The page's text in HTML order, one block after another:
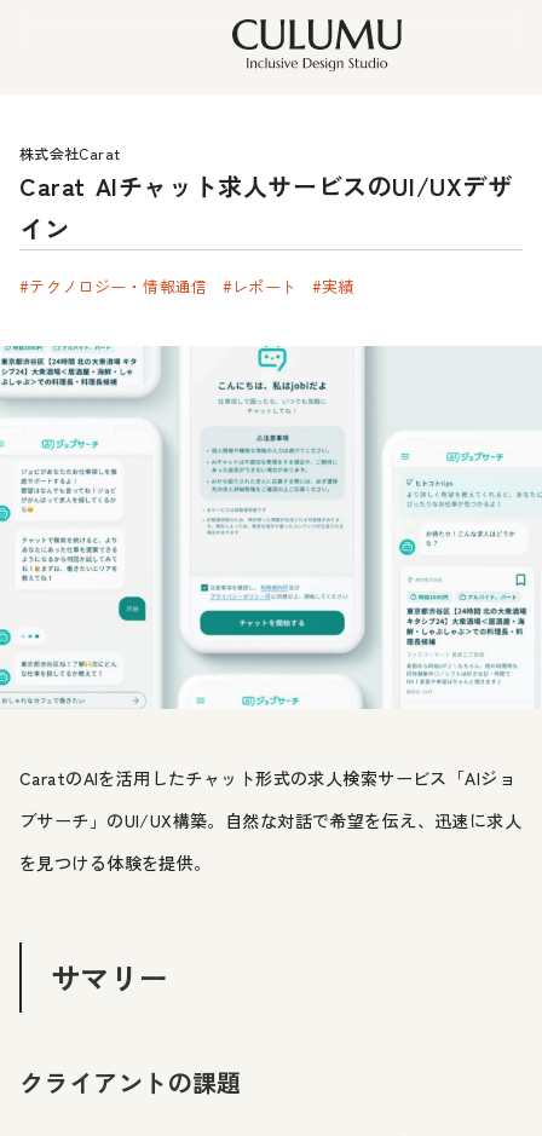
Carat AIチャット求人サービスのUI/UXデザ
イン
株式会社Carat
#テクノロジー・情報通信 #レポート #実績
CaratのAIを活用したチャット形式の求人検索サービス「AIジョ
ブサーチ」のUI/UX構築。自然な対話で希望を伝え、迅速に求人
を見つける体験を提供。
サマリー
クライアントの課題